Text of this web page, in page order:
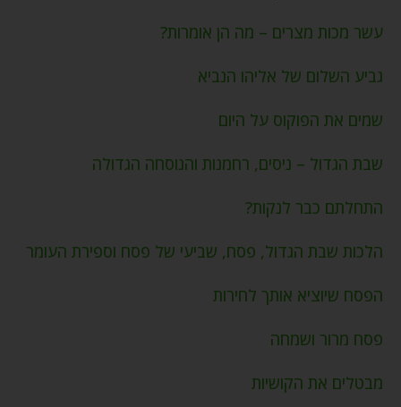
עשר מכות מצרים – מה הן אומרות?
גביע השלום של אליהו הנביא
שמים את הפוקוס על היום
שבת הגדול – ניסים, רחמנות והנוסחה הגדולה
התחלתם כבר לנקות?
הלכות שבת הגדול, פסח, שביעי של פסח וספירת העומר
הפסח שיוציא אותך לחירות
פסח מרור ושמחה
מבטלים את הקושיות